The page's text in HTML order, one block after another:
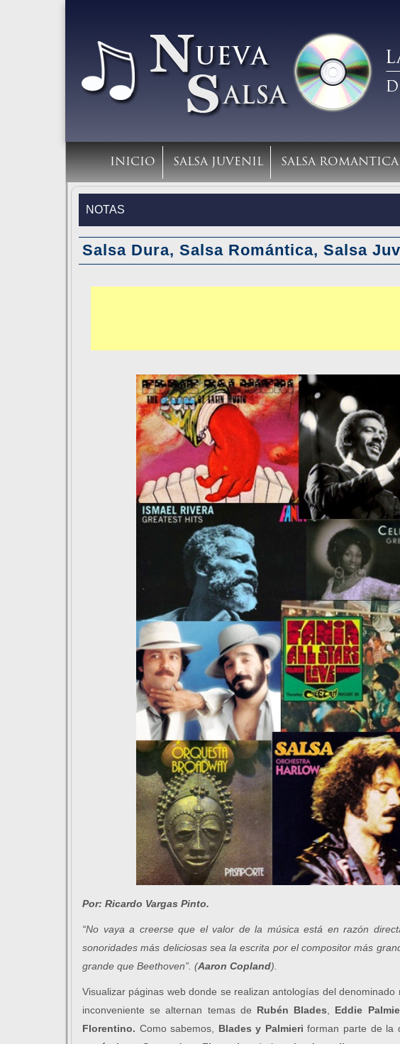
INICIO SALSA JUVENIL SALSA ROMANTICA
NOTAS
Salsa Dura, Salsa Romántica, Salsa
Por: Ricardo Vargas Pinto.
“No vaya a creerse que el valor de la música está en razón
sonoridades más deliciosas sea la escrita por el compositor más
grande que Beethoven”. (Aaron Copland).
Visualizar páginas web donde se realizan antologías del
inconveniente se alternan temas de Rubén Blades Eddie
Florentino. Como sabemos, Blades y Palmieriforman parte de la